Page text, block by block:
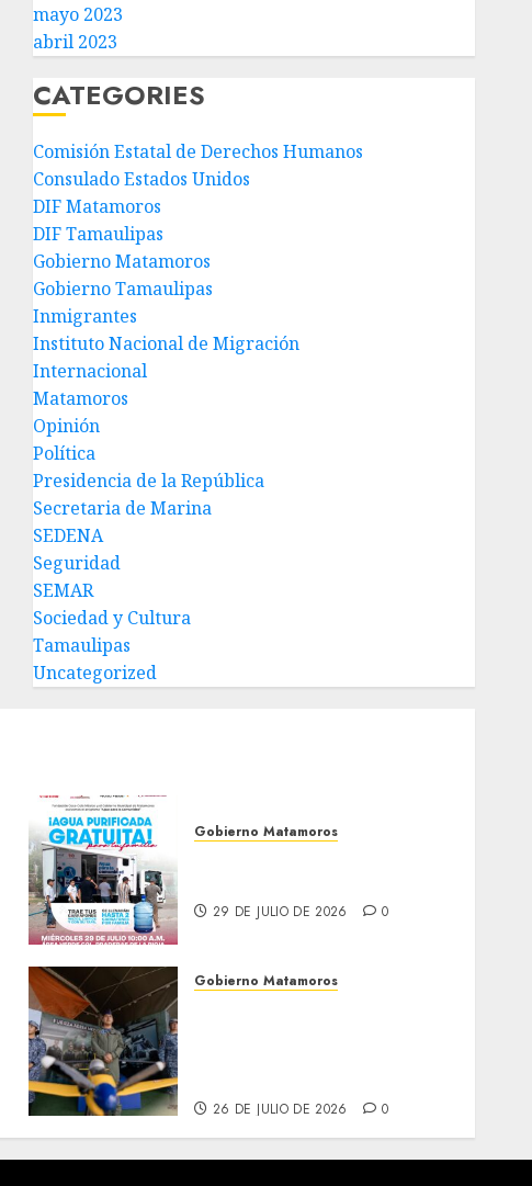
mayo 2023
abril 2023
CATEGORIES
Comisión Estatal de Derechos Humanos
Consulado Estados Unidos
DIF Matamoros
DIF Tamaulipas
Gobierno Matamoros
Gobierno Tamaulipas
Inmigrantes
Instituto Nacional de Migración
Internacional
Matamoros
Opinión
Política
Presidencia de la República
Secretaria de Marina
SEDENA
Seguridad
SEMAR
Sociedad y Cultura
Tamaulipas
Uncategorized
Gobierno Matamoros
29 DE JULIO DE 2026 0
Gobierno Matamoros
26 DE JULIO DE 2026 0